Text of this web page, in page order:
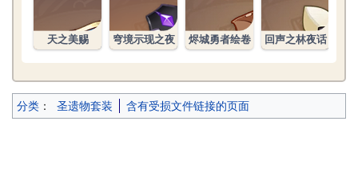
天之美赐 穹境示现之夜 烬城勇者绘卷 回声之林夜话
分类 ： 圣遗物套装 含有受损文件链接的页面